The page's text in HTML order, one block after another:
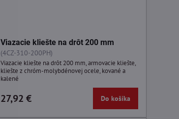
Viazacie kliešte na drôt 200 mm
(4CZ-310-200PH)
Viazacie kliešte na drôt 200 mm, armovacie kliešte,
kliešte z chróm-molybdénovej ocele, kované a
kalené
27,92 € Do košíka